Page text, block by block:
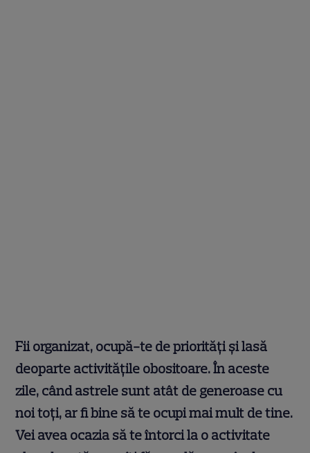
Fii organizat, ocupă-te de priorități și lasă
deoparte activitățile obositoare. În aceste
zile, când astrele sunt atât de generoase cu
noi toți, ar fi bine să te ocupi mai mult de tine.
Vei avea ocazia să te întorci la o activitate